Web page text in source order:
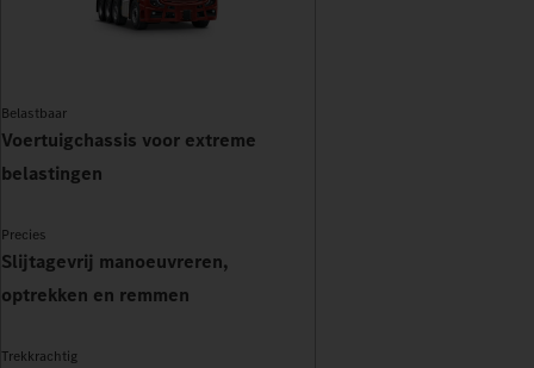
Belastbaar
Voertuigchassis voor extreme
belastingen
Precies
Slijtagevrij manoeuvreren,
optrekken en remmen
Trekkrachtig